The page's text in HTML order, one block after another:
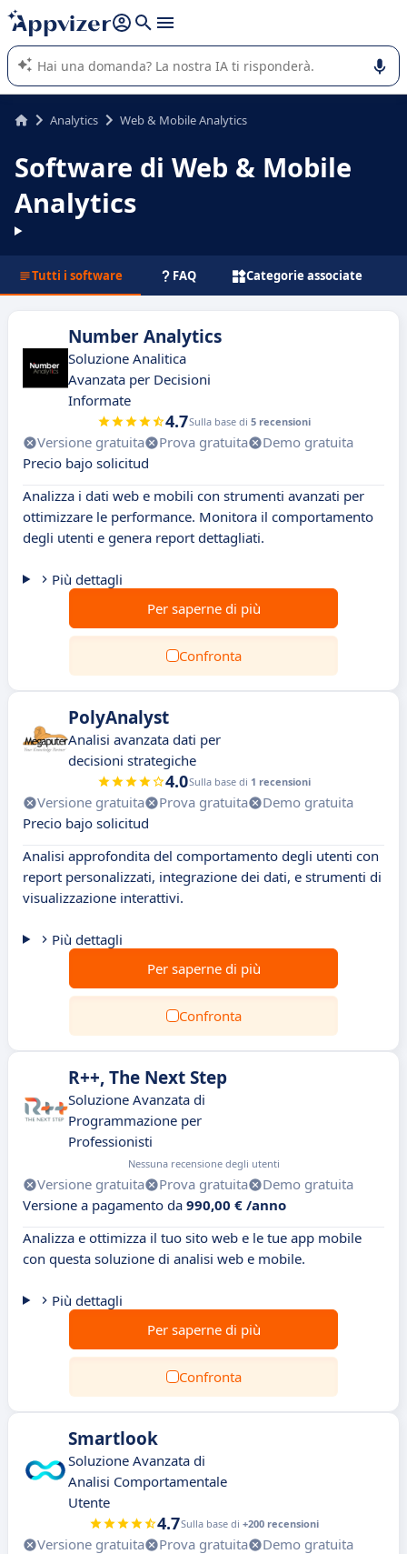
righe con
shift + enter
L'IA di Appvizer vi guida nell'utilizzo o nella scelta di un
software SaaS per la vostra azienda.
Analytics Web & Mobile Analytics
Software di Web & Mobile
Analytics
Tutti i software FAQ Categorie associate
Number Analytics
Soluzione Analitica
Avanzata per Decisioni
Informate
4.7Sulla base di 5 recensioni
Versione gratuita Prova gratuita
Demo gratuita
Precio bajo solicitud
Analizza i dati web e mobili con strumenti avanzati per
ottimizzare le performance. Monitora il comportamento
degli utenti e genera report dettagliati.
Più dettagli
Per saperne di più
Confronta
PolyAnalyst
Analisi avanzata dati per
decisioni strategiche
4.0Sulla base di 1 recensioni
Versione gratuita Prova gratuita
Demo gratuita
Precio bajo solicitud
Analisi approfondita del comportamento degli utenti con
report personalizzati, integrazione dei dati, e strumenti di
visualizzazione interattivi.
Più dettagli
Per saperne di più
Confronta
R++, The Next Step
Soluzione Avanzata di
Programmazione per
Professionisti
Nessuna recensione degli utenti
Versione gratuita Prova gratuita
Demo gratuita
Versione a pagamento da 990,00 € /anno
Analizza e ottimizza il tuo sito web e le tue app mobile
con questa soluzione di analisi web e mobile.
Più dettagli
Per saperne di più
Confronta
Smartlook
Soluzione Avanzata di
Analisi Comportamentale
Utente
4.7Sulla base di +200 recensioni
Versione gratuita Prova gratuita
Demo gratuita